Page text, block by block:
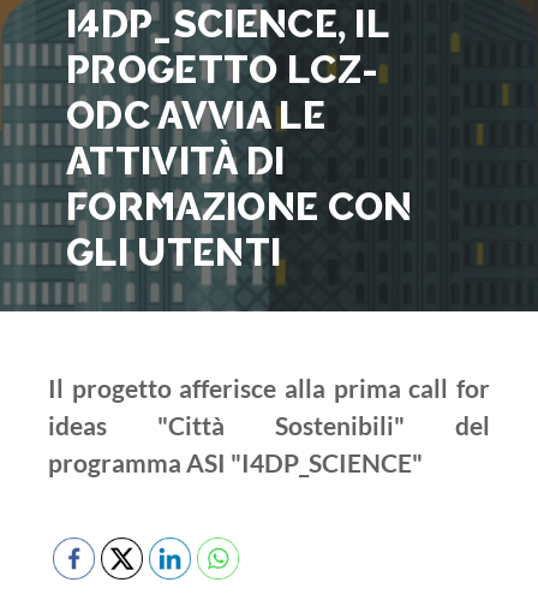
I4DP_SCIENCE, IL
PROGETTO LCZ-
ODC AVVIA LE
ATTIVITÀ DI
FORMAZIONE CON
GLI UTENTI
Il progetto afferisce alla prima call for
ideas "Città Sostenibili" del
programma ASI "I4DP_SCIENCE"